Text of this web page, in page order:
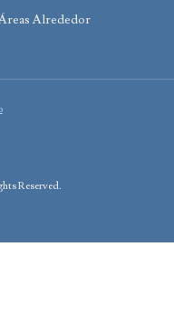
Alrededor
Reserved.